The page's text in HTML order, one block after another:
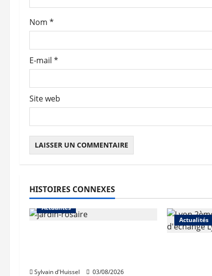
a
r
t
i
c
l
e
Nom *
E-mail *
Site web
HISTOIRES CONNEXES
Actualités
Sylvain d'Huissel 03/08/2026
Actualités